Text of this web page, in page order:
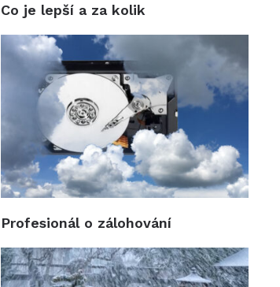
Co je lepší a za kolik
Profesionál o zálohování